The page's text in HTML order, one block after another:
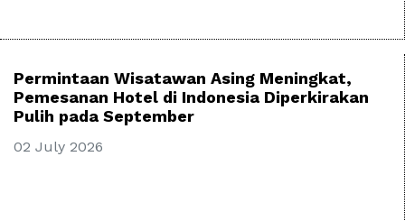
Permintaan Wisatawan Asing Meningkat,
Pemesanan Hotel di Indonesia Diperkirakan
Pulih pada September
02 July 2026